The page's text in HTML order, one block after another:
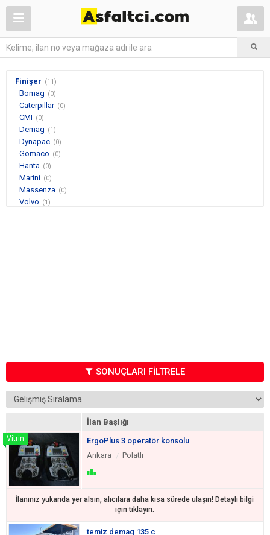
Finişer (11)
Bomag (0)
Caterpillar (0)
CMI (0)
Demag (1)
Dynapac (0)
Gomaco (0)
Hanta (0)
Marini (0)
Massenza (0)
Volvo (1)
SONUÇLARI FİLTRELE
İlan Başlığı
ErgoPlus 3 operatör konsolu
Ankara
Polatlı
İlanınız yukarıda yer alsın, alıcılara daha kısa sürede ulaşın! Detaylı bilgi
için tıklayın.
temiz demag 135 c